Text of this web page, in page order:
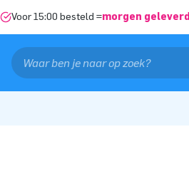
Voor 15:00 besteld =morgen geleverd